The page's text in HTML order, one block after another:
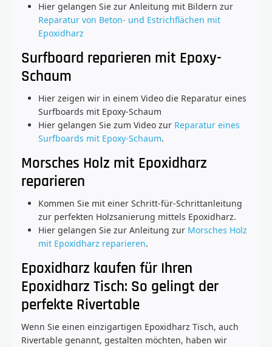
Hier gelangen Sie zur Anleitung mit Bildern zur
Reparatur von Beton- und Estrichflächen mit
Epoxidharz
Surfboard reparieren mit Epoxy-
Schaum
Hier zeigen wir in einem Video die Reparatur eines
Surfboards mit Epoxy-Schaum
Hier gelangen Sie zum Video zur Reparatur eines
Surfboards mit Epoxy-Schaum.
Morsches Holz mit Epoxidharz
reparieren
Kommen Sie mit einer Schritt-für-Schrittanleitung
zur perfekten Holzsanierung mittels Epoxidharz.
Hier gelangen Sie zur Anleitung zur Morsches Holz
mit Epoxidharz reparieren.
Epoxidharz kaufen für Ihren
Epoxidharz Tisch: So gelingt der
perfekte Rivertable
Wenn Sie einen einzigartigen Epoxidharz Tisch, auch
Rivertable genannt, gestalten möchten, haben wir